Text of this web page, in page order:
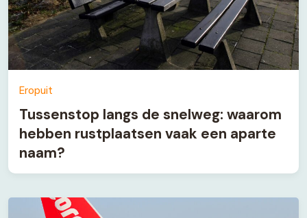
Eropuit
Tussenstop langs de snelweg: waarom
hebben rustplaatsen vaak een aparte
naam?